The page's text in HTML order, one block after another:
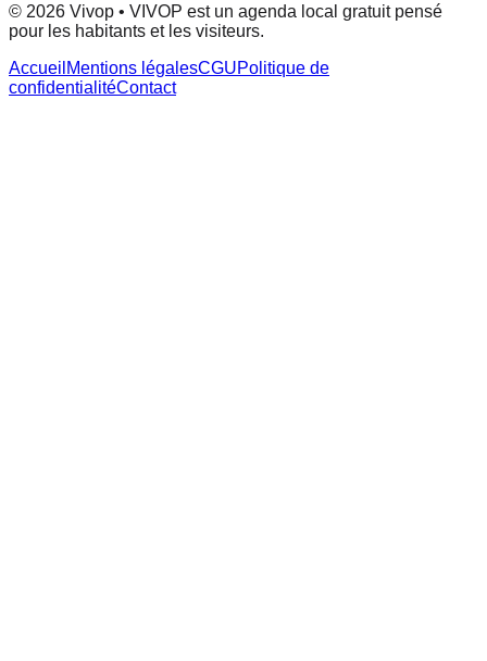
© 2026 Vivop • VIVOP est un agenda local gratuit pensé
pour les habitants et les visiteurs.
Accueil Mentions légalesCGUPolitique de
confidentialitéContact